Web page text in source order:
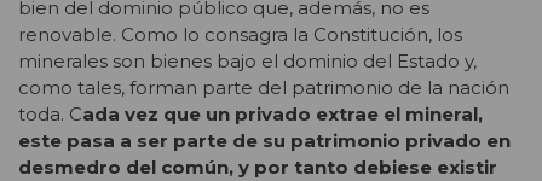
bien del dominio público que, además, no es
renovable. Como lo consagra la Constitución, los
minerales son bienes bajo el dominio del Estado y,
como tales, forman parte del patrimonio de la nación
toda. Cada vez que un privado extrae el mineral,
este pasa a ser parte de su patrimonio privado en
desmedro del común, y por tanto debiese existir